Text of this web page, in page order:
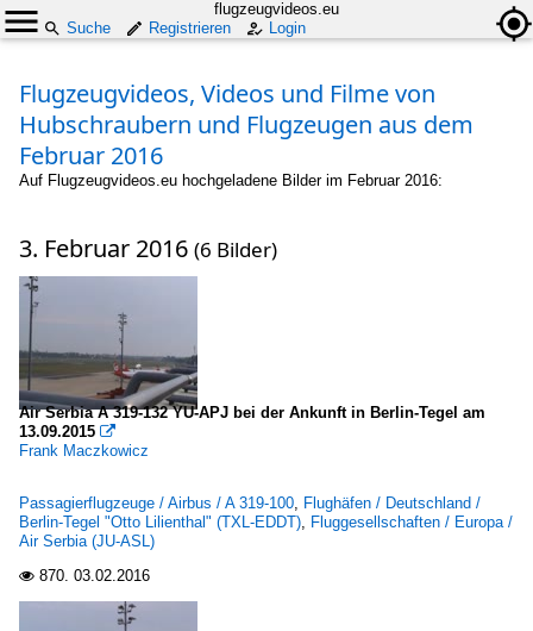
flugzeugvideos.eu
Suche
Registrieren Login
Flugzeugvideos, Videos und Filme von
Hubschraubern und Flugzeugen aus dem
Februar 2016
Auf Flugzeugvideos.eu hochgeladene Bilder im Februar 2016:
3. Februar 2016 (6 Bilder)
Air Serbia A 319-132 YU-APJ bei der Ankunft in Berlin-Tegel am
13.09.2015 
Frank Maczkowicz
Passagierflugzeuge / Airbus / A 319-100, Flughäfen / Deutschland /
Berlin-Tegel "Otto Lilienthal" (TXL-EDDT), Fluggesellschaften / Europa /
Air Serbia (JU-ASL)
 870. 03.02.2016